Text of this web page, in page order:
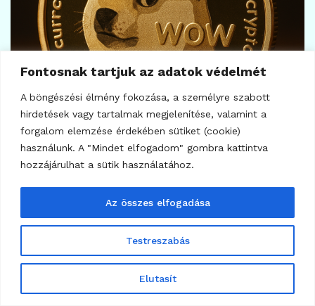
Fontosnak tartjuk az adatok védelmét
A böngészési élmény fokozása, a személyre szabott
hirdetések vagy tartalmak megjelenítése, valamint a
forgalom elemzése érdekében sütiket (cookie)
használunk. A "Mindet elfogadom" gombra kattintva
hozzájárulhat a sütik használatához.
Testreszabás
Elutasít
Az összes elfogadása
ELEMZÉSEK
Dogecoin technikai elemzés
2025: Árfolyamtrend,
indikátorok és befektetési
előrejelzés kriptovaluta
kereskedőknek